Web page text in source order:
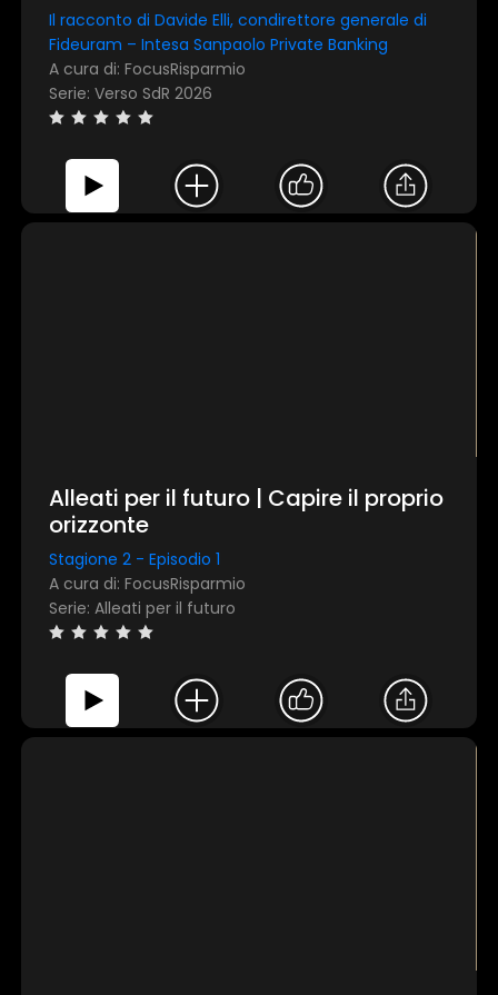
Banking
Il racconto di Davide Elli, condirettore generale di
Fideuram – Intesa Sanpaolo Private Banking
A cura di: FocusRisparmio
Serie: Verso SdR 2026
Alleati per il futuro | Capire il proprio
orizzonte
Stagione 2 - Episodio 1
A cura di: FocusRisparmio
Serie: Alleati per il futuro